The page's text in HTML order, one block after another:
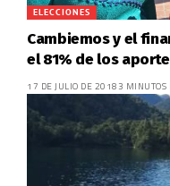
ELECCIONES
Cambiemos y el
el 81% de los
17 DE JULIO DE 2018 3 MINUTOS